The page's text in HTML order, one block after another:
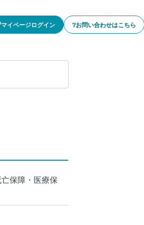
マイページログイン ❔お問い合わせはこちら
保障・医療保